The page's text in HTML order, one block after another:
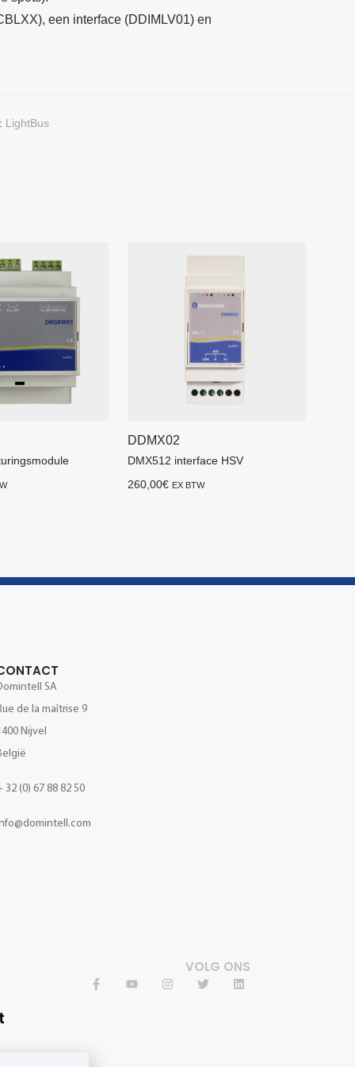
een interface (DDIMLV01) en
LightBus
DDMX02
DMX512 interface HSV
260,00€ EX BTW
SA
de la maîtrise 9
Nijvel
32 (0) 67 88 82 50
VOLG ONS